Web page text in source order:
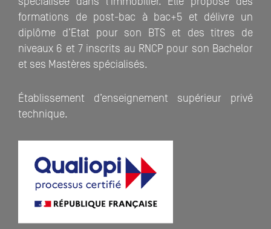
formations de post-bac à bac+5 et délivre un
diplôme d’Etat pour son BTS et des titres de
niveaux 6 et 7 inscrits au RNCP pour son Bachelor
et ses Mastères spécialisés.
Établissement d’enseignement supérieur privé
technique.